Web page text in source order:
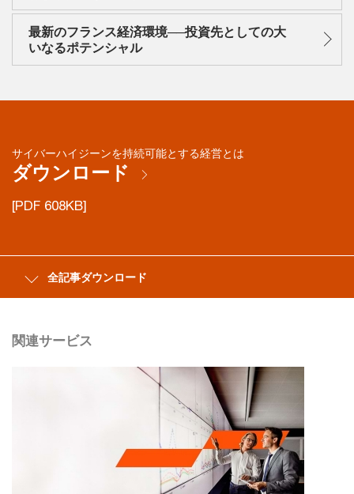
最新のフランス経済環境──投資先としての大
いなるポテンシャル
サイバーハイジーンを持続可能とする経営とは
ダウンロード
[PDF 608KB]
全記事ダウンロード
関連サービス